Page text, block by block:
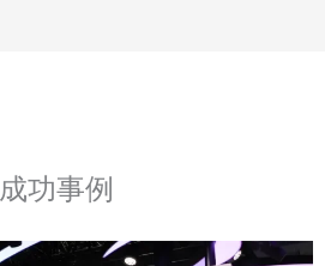
成功事例